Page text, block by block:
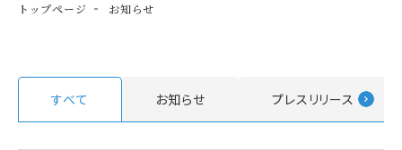
トップページ お知らせ
すべて お知らせ プレスリリース